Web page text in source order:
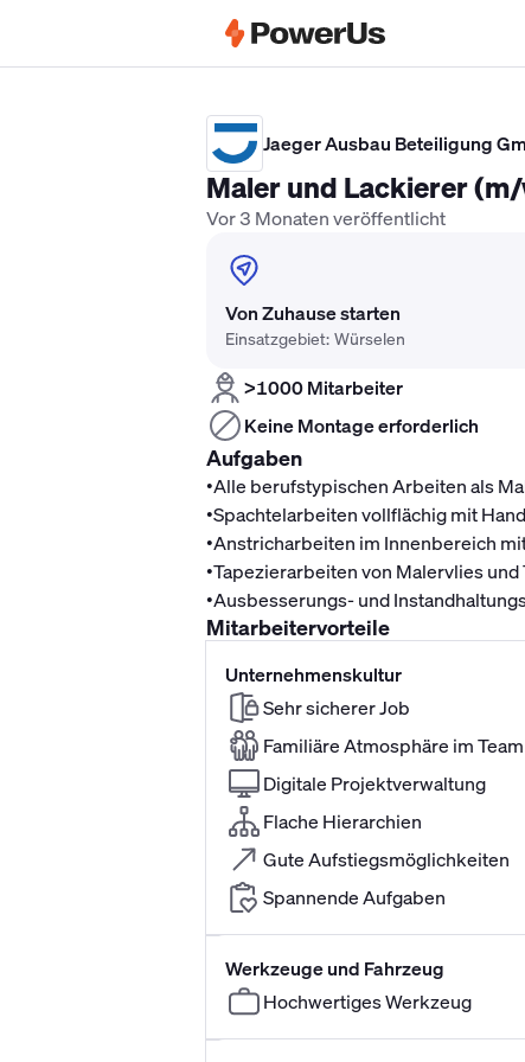
Jaeger Ausbau Beteiligung
Maler und Lackierer
Vor 3 Monaten veröffentlicht
Von Zuhause starten
Einsatzgebiet: Würselen
>1000 Mitarbeiter
Keine Montage erforderlich
Aufgaben
•Alle berufstypischen Arbeiten als
•Spachtelarbeiten vollflächig mit
•Anstricharbeiten im Innenbereich
•Tapezierarbeiten von Malervlies und
•Ausbesserungs- und
Mitarbeitervorteile
Unternehmenskultur
Sehr sicherer Job
Familiäre Atmosphäre im Team
Digitale Projektverwaltung
Flache Hierarchien
Gute Aufstiegsmöglichkeiten
Spannende Aufgaben
Werkzeuge und Fahrzeug
Hochwertiges Werkzeug